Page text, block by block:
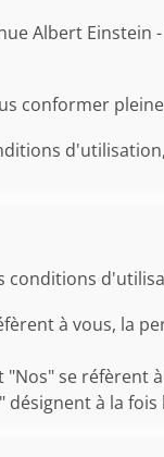
Albert
conformer
conditions
à vous, la
se réfèrent
à la